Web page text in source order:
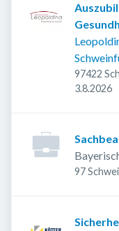
97422
3.8.2026
97